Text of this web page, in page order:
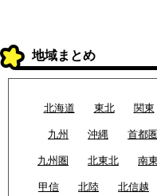
地域まとめ
北海道 東北 関東
九州 沖縄 首都圏
九州圏 北東北 南
甲信 北陸 北信越